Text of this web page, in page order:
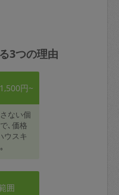
3つの理由
円~
ない個
､価格
ウスキ
囲